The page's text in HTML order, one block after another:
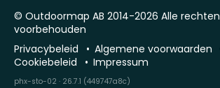
© Outdoormap AB 2014-2026 Alle rechten
voorbehouden
Privacybeleid
Algemene voorwaarden
Cookiebeleid
Impressum
phx-sto-02 · 26.7.1 (449747a8c)